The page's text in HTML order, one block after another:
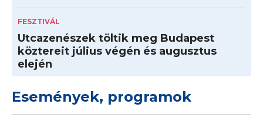
FESZTIVÁL
Utcazenészek töltik meg Budapest
köztereit július végén és augusztus
elején
Események, programok